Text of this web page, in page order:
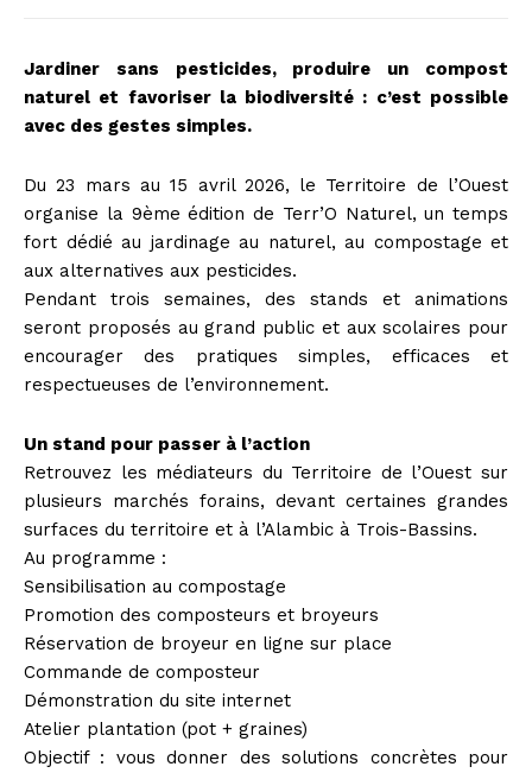
Jardiner sans pesticides, produire un compost
naturel et favoriser la biodiversité : c’est possible
avec des gestes simples.
Du 23 mars au 15 avril 2026, le Territoire de l’Ouest
organise la 9ème édition de Terr’O Naturel, un temps
fort dédié au jardinage au naturel, au compostage et
aux alternatives aux pesticides.
Pendant trois semaines, des stands et animations
seront proposés au grand public et aux scolaires pour
encourager des pratiques simples, efficaces et
respectueuses de l’environnement.
Un stand pour passer à l’action
Retrouvez les médiateurs du Territoire de l’Ouest sur
plusieurs marchés forains, devant certaines grandes
surfaces du territoire et à l’Alambic à Trois-Bassins.
Au programme :
Sensibilisation au compostage
Promotion des composteurs et broyeurs
Réservation de broyeur en ligne sur place
Commande de composteur
Démonstration du site internet
Atelier plantation (pot + graines)
Objectif : vous donner des solutions concrètes pour